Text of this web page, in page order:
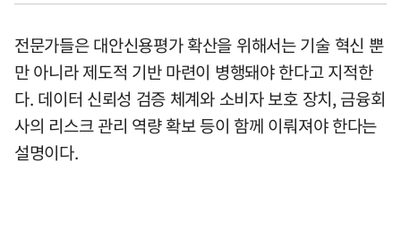
전문가들은 대안신용평가 확산을 위해서는 기술 혁신 뿐
만 아니라 제도적 기반 마련이 병행돼야 한다고 지적한
다. 데이터 신뢰성 검증 체계와 소비자 보호 장치, 금융회
사의 리스크 관리 역량 확보 등이 함께 이뤄져야 한다는
설명이다.